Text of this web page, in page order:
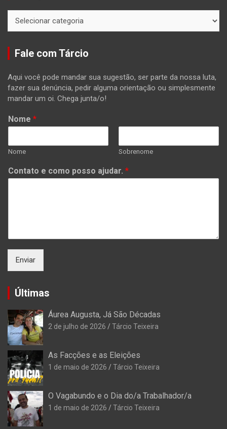
Fale com Tárcio
Aqui você pode mandar sua sugestão, ser parte da nossa luta,
fazer sua denúncia, pedir alguma orientação ou simplesmente
mandar um oi. Chega junta/o!
Nome *
Nome Sobrenome
Contato e como posso ajudar. *
Enviar
Últimas
Áurea Augusta, Já São Décadas
2 de julho de 2026 Tárcio Teixeira
As Facções e as Eleições
1 de maio de 2026 Tárcio Teixeira
O Vagabundo e o Dia do/a Trabalhador/a
1 de maio de 2026 Tárcio Teixeira